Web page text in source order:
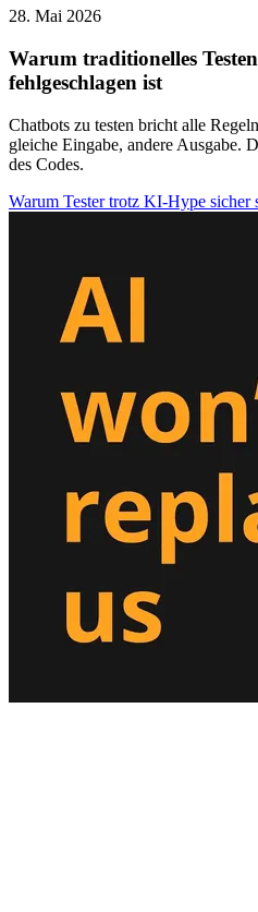
28. Mai 2026
Warum traditionelles
fehlgeschlagen ist
Chatbots zu testen bricht alle
gleiche Eingabe, andere Ausgabe.
des Codes.
Warum Tester trotz KI-Hype sicher